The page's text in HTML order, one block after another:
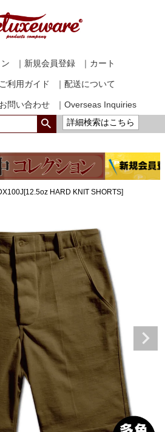
｜新規会員登録 ｜カート
ご利用ガイド ｜配送について
お問い合わせ
｜Overseas Inquiries
詳細検索はこちら
HARD KNIT SHORTS]